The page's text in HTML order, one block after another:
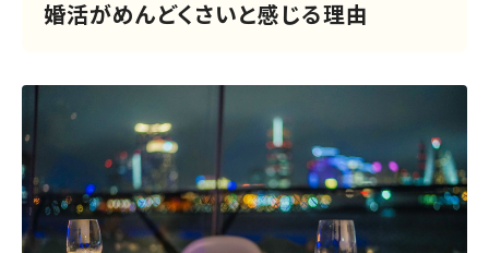
婚活がめんどくさいと感じる理由